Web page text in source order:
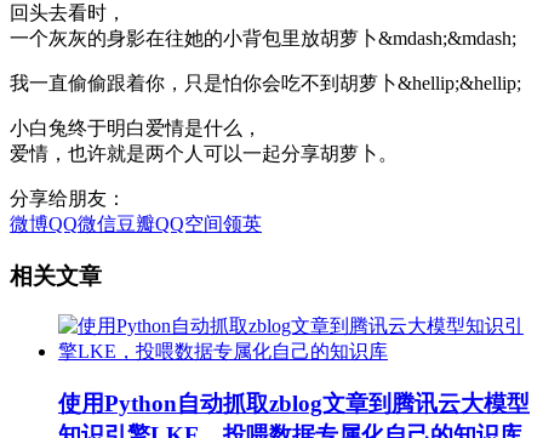
回头去看时，
一个灰灰的身影在往她的小背包里放胡萝卜&mdash;&mdash;
我一直偷偷跟着你，只是怕你会吃不到胡萝卜&hellip;&hellip;
小白兔终于明白爱情是什么，
爱情，也许就是两个人可以一起分享胡萝卜。
分享给朋友：
微博QQ微信豆瓣QQ空间领英
相关文章
使用Python自动抓取zblog文章到腾讯云大模型